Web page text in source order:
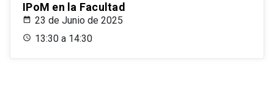
IPoM en la Facultad
23 de Junio de 2025
13:30 a 14:30